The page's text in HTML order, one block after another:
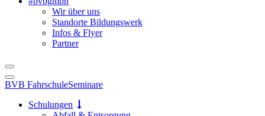
Wir über uns
Standorte Bildungswerk
Infos & Flyer
Partner
BVB FahrschuleSeminare
Schulungen